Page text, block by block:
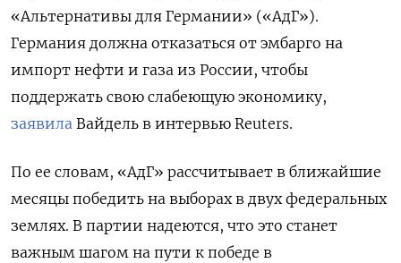
«Альтернативы для Германии» («АдГ»).
Германия должна отказаться от эмбарго на
импорт нефти и газа из России, чтобы
поддержать свою слабеющую экономику,
заявила Вайдель в интервью Reuters.
По ее словам, «АдГ» рассчитывает в ближайшие
месяцы победить на выборах в двух федеральных
землях. В партии надеются, что это станет
важным шагом на пути к победе в